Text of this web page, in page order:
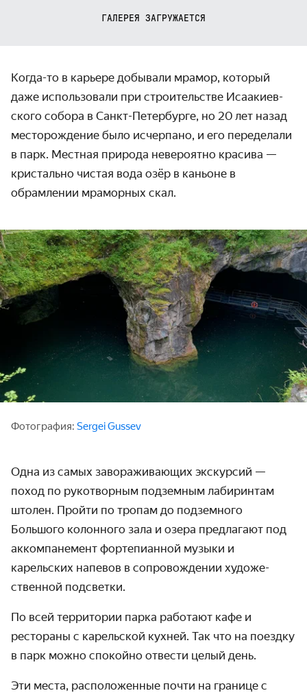
ГАЛЕРЕЯ ЗАГРУЖАЕТСЯ
Когда-то в карьере добывали мрамор, который
даже исполь­зовали при строитель­стве Исаакиев­
ского собора в Санкт-Петербурге, но 20 лет назад
место­рождение было исчерпано, и его пере­делали
в парк. Местная природа невероятно красива —
кристально чистая вода озёр в каньоне в
обрамлении мраморных скал.
Фотография: Sergei Gussev
Одна из самых завораживающих экскурсий —
поход по рукотворным подземным лабиринтам
штолен. Пройти по тропам до подземного
Большого колонного зала и озера предлагают под
аккомпа­немент форте­пианной музыки и
карельских напевов в сопро­вождении художе­
ственной подсветки.
По всей территории парка работают кафе и
рестораны с карельской кухней. Так что на поездку
в парк можно спокойно отвести целый день.
Эти места, расположенные почти на границе с